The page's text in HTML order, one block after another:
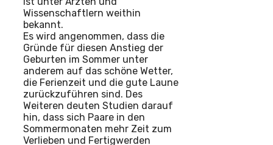
Wissenschaftlern weithin
bekannt.
Es wird angenommen, dass die
Gründe für diesen Anstieg der
Geburten im Sommer unter
anderem auf das schöne Wetter,
die Ferienzeit und die gute Laune
zurückzuführen sind. Des
Weiteren deuten Studien darauf
hin, dass sich Paare in den
Sommermonaten mehr Zeit zum
Verlieben und Fertigwerden